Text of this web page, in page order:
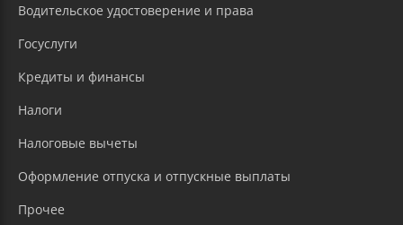
Водительское удостоверение и права
Госуслуги
Кредиты и финансы
Налоги
Налоговые вычеты
Оформление отпуска и отпускные выплаты
Прочее